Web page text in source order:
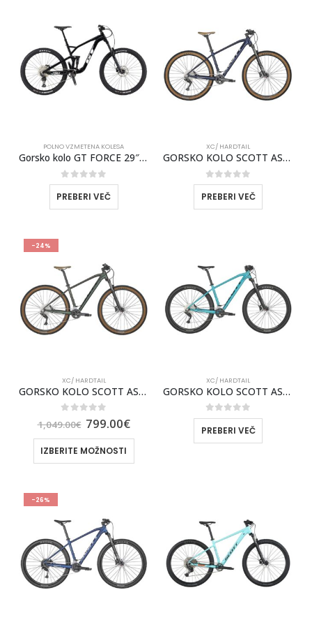
POLNO VZMETENA KOLESA
Gorsko kolo GT FORCE 29″ SPORT Black 2025
0out of 5
PREBERI VEČ
XC/ HARDTAIL
GORSKO KOLO SCOTT ASPECT 920 2024
0out of 5
PREBERI VEČ
-24%
XC/ HARDTAIL
GORSKO KOLO SCOTT ASPECT 930 ČRNA 2024
out of 5
1,049.00€ 799.00€
IZBERITE MOŽNOSTI
XC/ HARDTAIL
GORSKO KOLO SCOTT ASPECT 930 MODER 2024
0out of 5
PREBERI VEČ
-26%